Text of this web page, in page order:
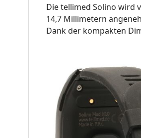
Die tellimed Solino wird
14,7 Millimetern
Dank der kompakten